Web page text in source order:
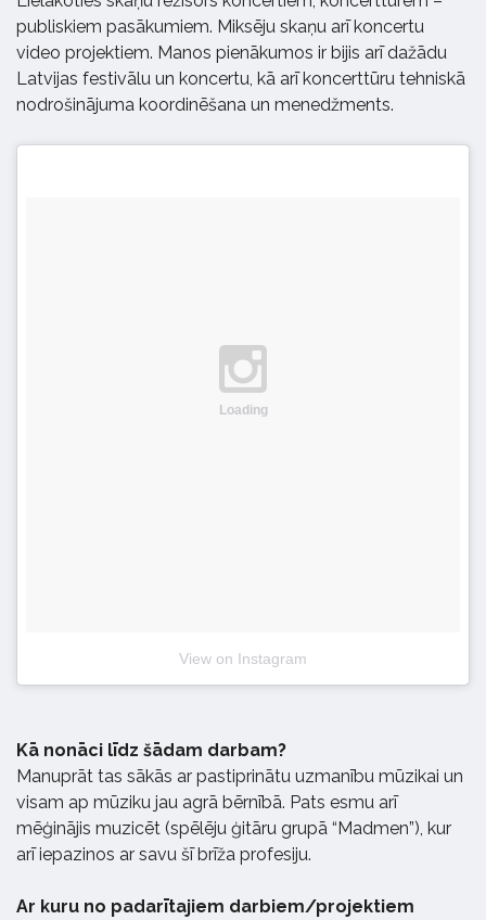
publiskiem pasākumiem. Miksēju skaņu arī koncertu
video projektiem. Manos pienākumos ir bijis arī dažādu
Latvijas festivālu un koncertu, kā arī koncerttūru tehniskā
nodrošinājuma koordinēšana un menedžments.
Loading
View on Instagram
Kā nonāci līdz šādam darbam?
Manuprāt tas sākās ar pastiprinātu uzmanību mūzikai un
visam ap mūziku jau agrā bērnībā. Pats esmu arī
mēģinājis muzicēt (spēlēju ģitāru grupā “Madmen”), kur
arī iepazinos ar savu šī brīža profesiju.
Ar kuru no padarītajiem darbiem/projektiem